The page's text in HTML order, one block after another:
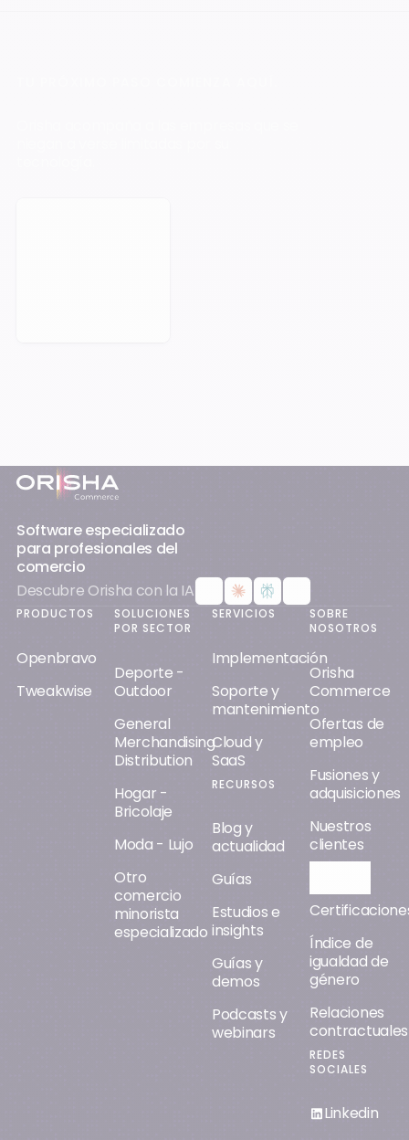
Pie de página
Software especializado
para profesionales del
comercio
Descubre Orisha con la IA
PRODUCTOS
Openbravo
Tweakwise
SOLUCIONES
POR SECTOR
Deporte -
Outdoor
General
Merchandising
Distribution
Hogar -
Bricolaje
Moda - Lujo
Otro
comercio
minorista
especializado
SERVICIOS
Implementación
Soporte y
mantenimiento
Cloud y
SaaS
RECURSOS
Blog y
actualidad
Guías
Estudios e
insights
Guías y
demos
Podcasts y
webinars
SOBRE
NOSOTROS
Orisha
Commerce
Ofertas de
empleo
Fusiones y
adquisiciones
Nuestros
clientes
Índice de
igualdad de
género
Relaciones
contractuales
REDES
SOCIALES
Linkedin